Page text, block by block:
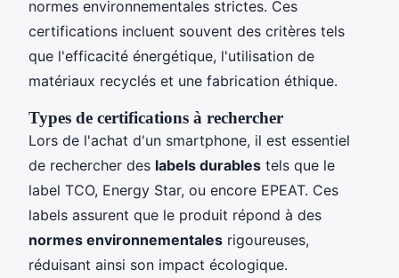
normes environnementales strictes. Ces
certifications incluent souvent des critères tels
que l'efficacité énergétique, l'utilisation de
matériaux recyclés et une fabrication éthique.
Types de certifications à rechercher
Lors de l'achat d'un smartphone, il est essentiel
de rechercher des labels durables tels que le
label TCO, Energy Star, ou encore EPEAT. Ces
labels assurent que le produit répond à des
normes environnementales rigoureuses,
réduisant ainsi son impact écologique.